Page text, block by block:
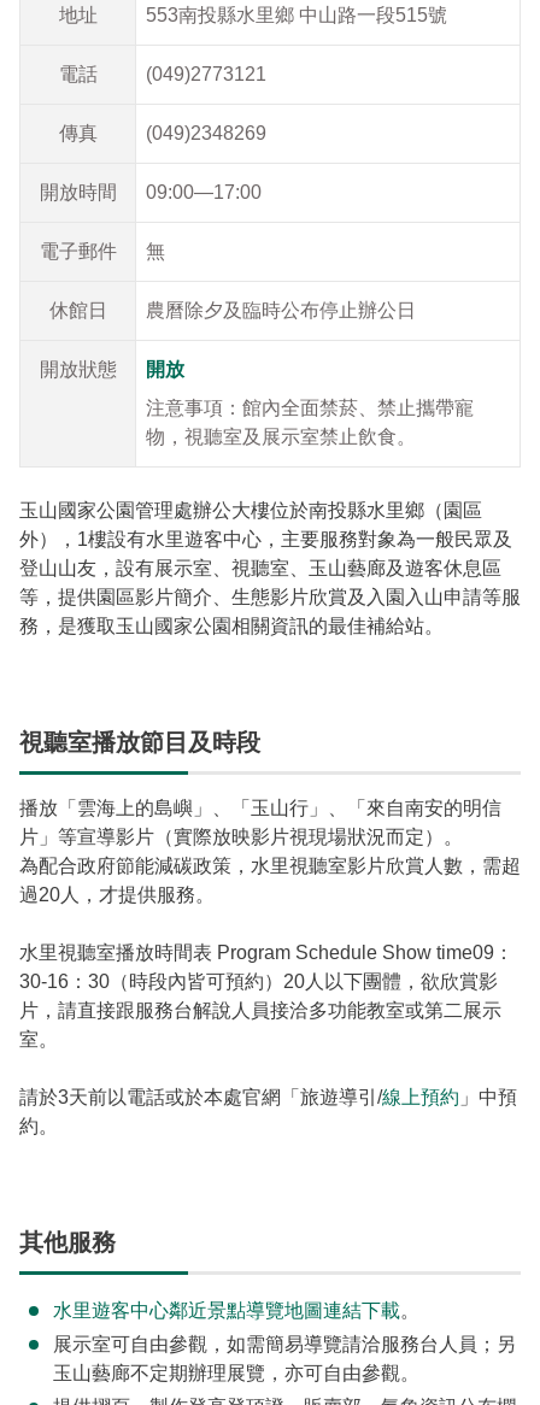
公共工程生態檢核專區
地址 553南投縣水里鄉 中山路一段515號
電話 (049)2773121
傳真 (049)2348269
開放時間 09:00—17:00
電子郵件 無
休館日 農曆除夕及臨時公布停止辦公日
開放狀態
開放
注意事項：館內全面禁菸、禁止攜帶寵
物，視聽室及展示室禁止飲食。
玉山國家公園管理處辦公大樓位於南投縣水里鄉（園區
外），1樓設有水里遊客中心，主要服務對象為一般民眾及
登山山友，設有展示室、視聽室、玉山藝廊及遊客休息區
等，提供園區影片簡介、生態影片欣賞及入園入山申請等服
務，是獲取玉山國家公園相關資訊的最佳補給站。
視聽室播放節目及時段
播放「雲海上的島嶼」、「玉山行」、「來自南安的明信
片」等宣導影片（實際放映影片視現場狀況而定）。
為配合政府節能減碳政策，水里視聽室影片欣賞人數，需超
過20人，才提供服務。
水里視聽室播放時間表 Program Schedule Show time09：
30-16：30（時段內皆可預約）20人以下團體，欲欣賞影
片，請直接跟服務台解說人員接洽多功能教室或第二展示
室。
請於3天前以電話或於本處官網「旅遊導引/線上預約 」中預
約。
其他服務
水里遊客中心鄰近景點導覽地圖連結下載。
展示室可自由參觀，如需簡易導覽請洽服務台人員；另
玉山藝廊不定期辦理展覽，亦可自由參觀。